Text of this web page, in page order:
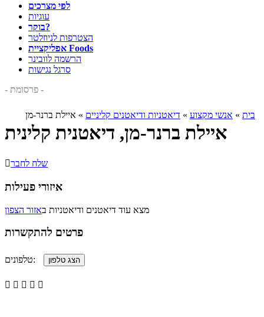
לפי מצרכים
עוגיות
בוקר?
הצטרפות לניוזלטר
אפליקציית Foods
הרשמה לוובינר
סרגל נגישות
- פרסומת -
בית » אנשי מקצוע » דיאטניות ודיאטנים קליניים » איילת ברנר-מן
איילת ברנר-מן, דיאטנית קלינית
שלח לחבר
איזורי פעילות
מצא עוד דיאטנים ודיאטניות באזור הצפון
פרטים להתקשרות
טלפונים:
    